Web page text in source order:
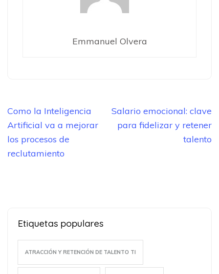
Emmanuel Olvera
Navegación
de
entradas
Como la Inteligencia
Artificial va a mejorar
los procesos de
reclutamiento
Salario emocional: clave
para fidelizar y retener
talento
Etiquetas populares
ATRACCIÓN Y RETENCIÓN DE TALENTO TI